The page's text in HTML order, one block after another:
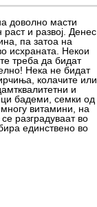
доволно масти
и развој. Денес
па затоа на
исхраната. Некои
треба да бидат
Нека не бидат
колачите или
и
бадеми, семки од
витамини, на
разградуваат во
единствено во